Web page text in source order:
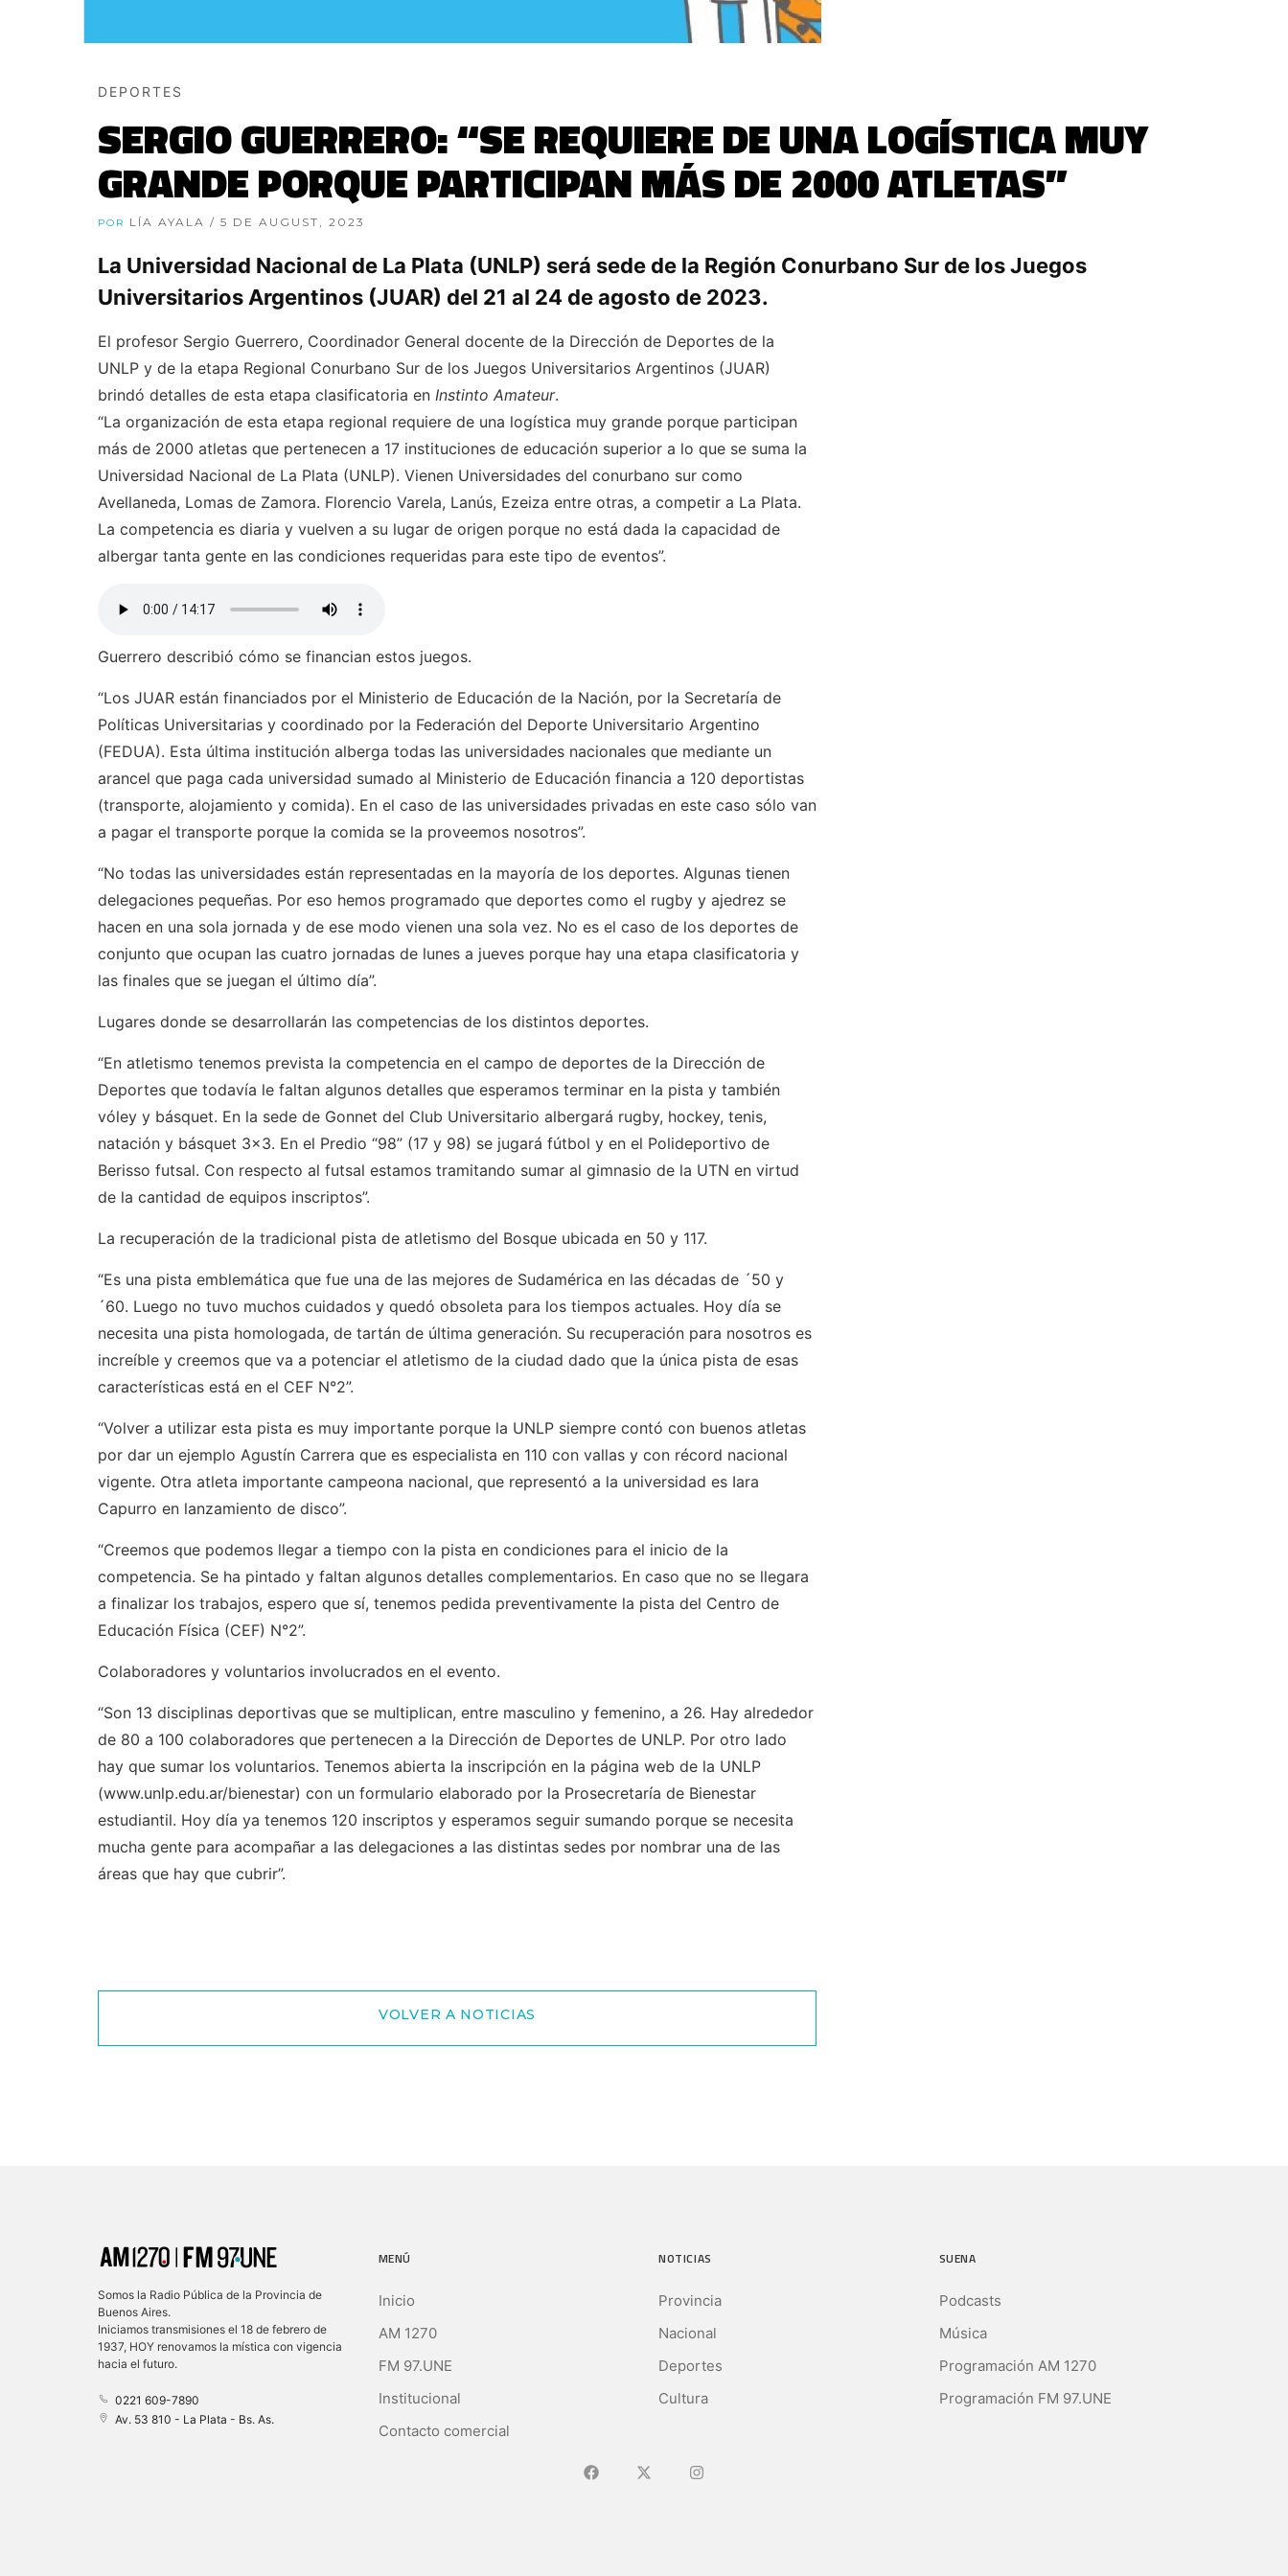
DEPORTES
SERGIO GUERRERO: “SE REQUIERE DE UNA LOGÍSTICA MUY
GRANDE PORQUE PARTICIPAN MÁS DE 2000 ATLETAS”
POR LÍA AYALA / 5 DE AUGUST, 2023
La Universidad Nacional de La Plata (UNLP) será sede de la Región Conurbano Sur de los Juegos
Universitarios Argentinos (JUAR) del 21 al 24 de agosto de 2023.
El profesor Sergio Guerrero, Coordinador General docente de la Dirección de Deportes de la
UNLP y de la etapa Regional Conurbano Sur de los Juegos Universitarios Argentinos (JUAR)
brindó detalles de esta etapa clasificatoria en Instinto Amateur.
“La organización de esta etapa regional requiere de una logística muy grande porque participan
más de 2000 atletas que pertenecen a 17 instituciones de educación superior a lo que se suma la
Universidad Nacional de La Plata (UNLP). Vienen Universidades del conurbano sur como
Avellaneda, Lomas de Zamora. Florencio Varela, Lanús, Ezeiza entre otras, a competir a La Plata.
La competencia es diaria y vuelven a su lugar de origen porque no está dada la capacidad de
albergar tanta gente en las condiciones requeridas para este tipo de eventos”.
Guerrero describió cómo se financian estos juegos.
“Los JUAR están financiados por el Ministerio de Educación de la Nación, por la Secretaría de
Políticas Universitarias y coordinado por la Federación del Deporte Universitario Argentino
(FEDUA). Esta última institución alberga todas las universidades nacionales que mediante un
arancel que paga cada universidad sumado al Ministerio de Educación financia a 120 deportistas
(transporte, alojamiento y comida). En el caso de las universidades privadas en este caso sólo van
a pagar el transporte porque la comida se la proveemos nosotros”.
“No todas las universidades están representadas en la mayoría de los deportes. Algunas tienen
delegaciones pequeñas. Por eso hemos programado que deportes como el rugby y ajedrez se
hacen en una sola jornada y de ese modo vienen una sola vez. No es el caso de los deportes de
conjunto que ocupan las cuatro jornadas de lunes a jueves porque hay una etapa clasificatoria y
las finales que se juegan el último día”.
Lugares donde se desarrollarán las competencias de los distintos deportes.
“En atletismo tenemos prevista la competencia en el campo de deportes de la Dirección de
Deportes que todavía le faltan algunos detalles que esperamos terminar en la pista y también
vóley y básquet. En la sede de Gonnet del Club Universitario albergará rugby, hockey, tenis,
natación y básquet 3x3. En el Predio “98” (17 y 98) se jugará fútbol y en el Polideportivo de
Berisso futsal. Con respecto al futsal estamos tramitando sumar al gimnasio de la UTN en virtud
de la cantidad de equipos inscriptos”.
La recuperación de la tradicional pista de atletismo del Bosque ubicada en 50 y 117.
“Es una pista emblemática que fue una de las mejores de Sudamérica en las décadas de ´50 y
´60. Luego no tuvo muchos cuidados y quedó obsoleta para los tiempos actuales. Hoy día se
necesita una pista homologada, de tartán de última generación. Su recuperación para nosotros es
increíble y creemos que va a potenciar el atletismo de la ciudad dado que la única pista de esas
características está en el CEF N°2”.
“Volver a utilizar esta pista es muy importante porque la UNLP siempre contó con buenos atletas
por dar un ejemplo Agustín Carrera que es especialista en 110 con vallas y con récord nacional
vigente. Otra atleta importante campeona nacional, que representó a la universidad es Iara
Capurro en lanzamiento de disco”.
“Creemos que podemos llegar a tiempo con la pista en condiciones para el inicio de la
competencia. Se ha pintado y faltan algunos detalles complementarios. En caso que no se llegara
a finalizar los trabajos, espero que sí, tenemos pedida preventivamente la pista del Centro de
Educación Física (CEF) N°2”.
Colaboradores y voluntarios involucrados en el evento.
“Son 13 disciplinas deportivas que se multiplican, entre masculino y femenino, a 26. Hay alrededor
de 80 a 100 colaboradores que pertenecen a la Dirección de Deportes de UNLP. Por otro lado
hay que sumar los voluntarios. Tenemos abierta la inscripción en la página web de la UNLP
(www.unlp.edu.ar/bienestar) con un formulario elaborado por la Prosecretaría de Bienestar
estudiantil. Hoy día ya tenemos 120 inscriptos y esperamos seguir sumando porque se necesita
mucha gente para acompañar a las delegaciones a las distintas sedes por nombrar una de las
áreas que hay que cubrir”.
VOLVER A NOTICIAS
Somos la Radio Pública de la Provincia de
Buenos Aires.
Iniciamos transmisiones el 18 de febrero de
1937, HOY renovamos la mística con vigencia
hacia el futuro.
0221 609-7890
Av. 53 810 - La Plata - Bs. As.
MENÚ
Inicio
AM 1270
FM 97.UNE
Institucional
Contacto comercial
NOTICIAS
Provincia
Nacional
Deportes
Cultura
SUENA
Podcasts
Música
Programación AM 1270
Programación FM 97.UNE
Ir a FacebookIr a X (Ex-Twitter)
Ir a